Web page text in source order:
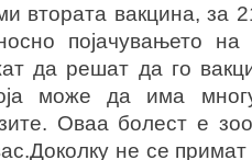
втората вакцина, за
појачувањето
да решат да го
може да има
Оваа болест е
не се